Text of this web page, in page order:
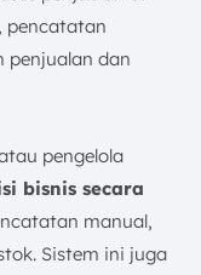
pencatatan
penjualan dan
pengelola
bisnis secara
manual,
Sistem ini juga